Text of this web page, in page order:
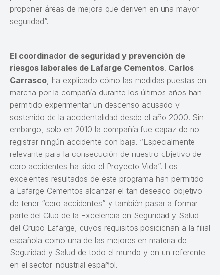
proponer áreas de mejora que deriven en una mayor
seguridad”.
El coordinador de seguridad y prevención de
riesgos laborales de Lafarge Cementos, Carlos
Carrasco, ha explicado cómo las medidas puestas en
marcha por la compañía durante los últimos años han
permitido experimentar un descenso acusado y
sostenido de la accidentalidad desde el año 2000. Sin
embargo, solo en 2010 la compañía fue capaz de no
registrar ningún accidente con baja. “Especialmente
relevante para la consecución de nuestro objetivo de
cero accidentes ha sido el Proyecto Vida”. Los
excelentes resultados de este programa han permitido
a Lafarge Cementos alcanzar el tan deseado objetivo
de tener “cero accidentes” y también pasar a formar
parte del Club de la Excelencia en Seguridad y Salud
del Grupo Lafarge, cuyos requisitos posicionan a la filial
española como una de las mejores en materia de
Seguridad y Salud de todo el mundo y en un referente
en el sector industrial español.